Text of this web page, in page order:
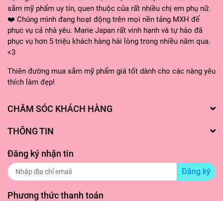
sắm mỹ phẩm uy tín, quen thuộc của rất nhiều chị em phụ nữ.
❤️ Chúng mình đang hoạt động trên mọi nền tảng MXH để
phục vụ cả nhà yêu. Marie Japan rất vinh hạnh và tự hào đã
phục vụ hơn 5 triệu khách hàng hài lòng trong nhiều năm qua.
<3
Thiên đường mua sắm mỹ phẩm giá tốt dành cho các nàng yêu
thích làm đẹp!
CHĂM SÓC KHÁCH HÀNG
THÔNG TIN
Đăng ký nhận tin
Đăng ký
Phương thức thanh toán